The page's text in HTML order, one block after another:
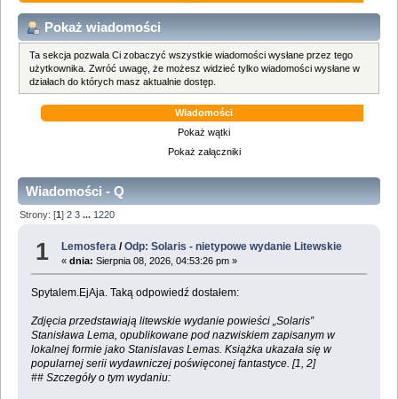
Pokaż wiadomości
Ta sekcja pozwala Ci zobaczyć wszystkie wiadomości wysłane przez tego
użytkownika. Zwróć uwagę, że możesz widzieć tylko wiadomości wysłane w
działach do których masz aktualnie dostęp.
Wiadomości
Pokaż wątki
Pokaż załączniki
Wiadomości - Q
Strony: [1]2 3 ... 1220
1 Lemosfera /Odp: Solaris - nietypowe wydanie Litewskie
«dnia: Sierpnia 08, 2026, 04:53:26 pm »
Spytalem.EjAja. Taką odpowiedź dostałem:
Zdjęcia przedstawiają litewskie wydanie powieści „Solaris”
Stanisława Lema, opublikowane pod nazwiskiem zapisanym w
lokalnej formie jako Stanislavas Lemas. Książka ukazała się w
popularnej serii wydawniczej poświęconej fantastyce. [1, 2]
## Szczegóły o tym wydaniu: